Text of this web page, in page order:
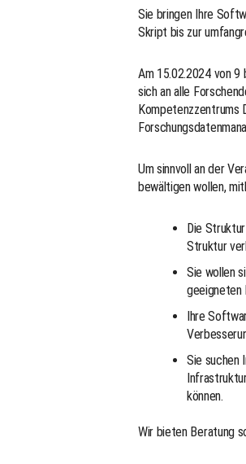
Sie bringen Ihre
Skript bis zur
Am 15.02.2024 von
sich an alle
Kompetenzzentrums
Um sinnvoll an der
bewältigen wollen,
Die
Struktur
Sie wollen
geeigneten
Ihre
Sie suchen
können.
Wir bieten Beratung